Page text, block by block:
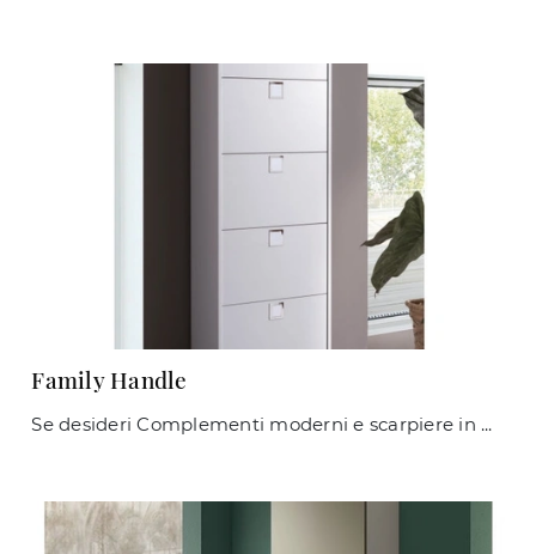
Family Handle
Se desideri Complementi moderni e scarpiere in melaminico scopri di più sul modello Family Handle del marchio Maconi.